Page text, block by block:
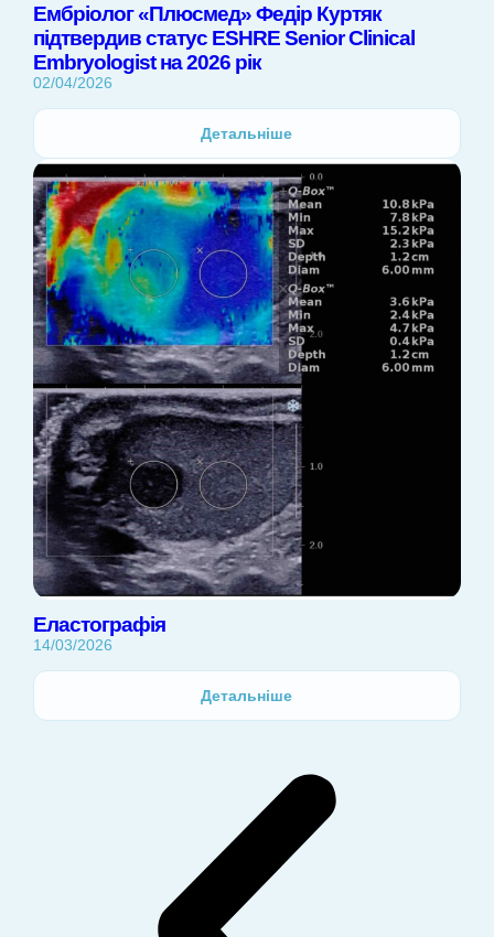
Ембріолог «Плюсмед» Федір Куртяк
підтвердив статус ESHRE Senior Clinical
Embryologist на 2026 рік
02/04/2026
Детальніше
Еластографія
14/03/2026
Детальніше